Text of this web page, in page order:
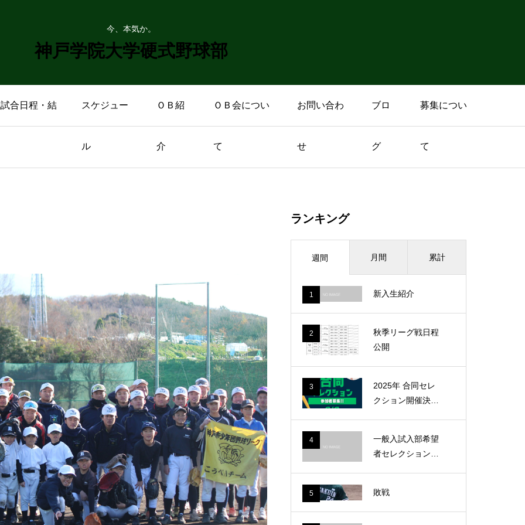
今、本気か。
神戸学院大学硬式野球部
合日程・結 スケジュー
ル
ＯＢ紹
介
ＯＢ会につい
て
お問い合わ
せ
ブロ
グ
募集につい
て
ランキング
週間 月間 累計
1 新入生紹介
2
秋季リーグ戦日程
公開
3
2025年 合同セレ
クション開催決
4
一般入試入部希望
者セレクションの
5 敗戦